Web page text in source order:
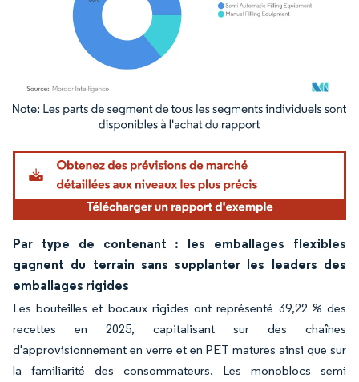
Image © Mordor Intelligence. La réutilisation nécessite une attribution sous CC BY
Par type de contenant : les emballages flexibles
gagnent du terrain sans supplanter les leaders des
emballages rigides
Les bouteilles et bocaux rigides ont représenté 39,22 % des
recettes en 2025, capitalisant sur des chaînes
d'approvisionnement en verre et en PET matures ainsi que sur
la familiarité des consommateurs. Les monoblocs semi